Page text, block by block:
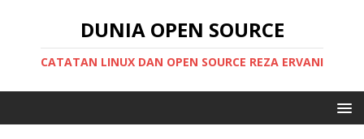
DUNIA OPEN SOURCE
CATATAN LINUX DAN OPEN SOURCE REZA ERVANI